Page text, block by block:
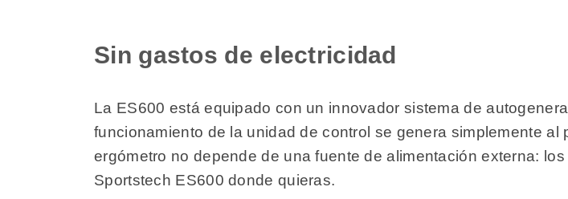
Sin gastos de electricidad
La ES600 está equipado con un innovador sistema de
funcionamiento de la unidad de control se genera simplemente
ergómetro no depende de una fuente de alimentación externa:
Sportstech ES600 donde quieras.